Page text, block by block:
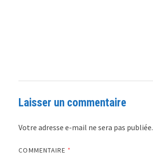
Laisser un commentaire
Votre adresse e-mail ne sera pas publiée.
COMMENTAIRE *